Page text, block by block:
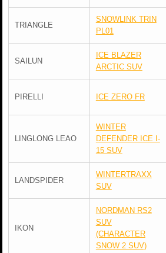
TRIANGLE
SNOWLINK TRIN
PL01
SAILUN
ICE BLAZER
ARCTIC SUV
PIRELLI ICE ZERO FR
LINGLONG LEAO
WINTER
DEFENDER ICE I-
15 SUV
LANDSPIDER
WINTERTRAXX
SUV
IKON
NORDMAN RS2
SUV
(CHARACTER
SNOW 2 SUV)